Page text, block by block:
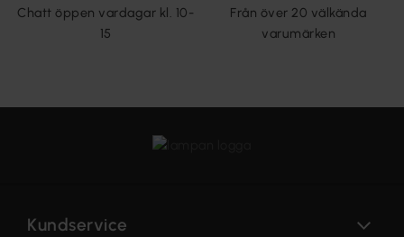
Chatt öppen vardagar kl. 10-
15
Från över 20 välkända
varumärken
Kundservice